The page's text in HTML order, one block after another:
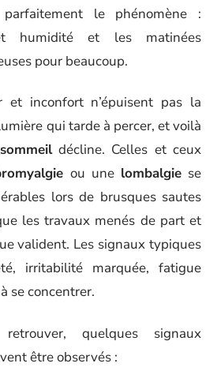
le phénomène :
humidité et les matinées
pour beaucoup.
et inconfort n’épuisent pas la
qui tarde à percer, et voilà
décline. Celles et ceux
ou une lombalgiese
lors de brusques sautes
les travaux menés de part et
valident. Les signaux typiques
irritabilité marquée, fatigue
se concentrer.
quelques signaux
être observés :